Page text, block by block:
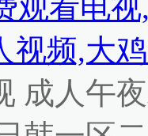
观看电
视频,大